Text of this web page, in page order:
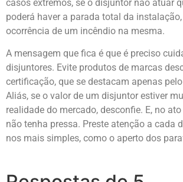
casos extremos, se o disjuntor não atuar
poderá haver a parada total da
ocorrência de um incêndio na mesma.
A mensagem que fica é que é preciso
disjuntores. Evite produtos de marcas
certificação, que se destacam apenas
Aliás, se o valor de um disjuntor estiver
realidade do mercado, desconfie. E, no
não tenha pressa. Preste atenção a cada
nos mais simples, como o aperto dos